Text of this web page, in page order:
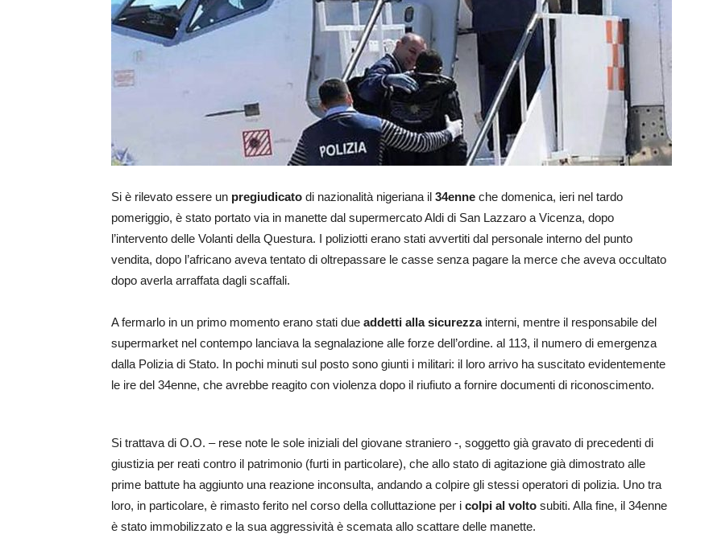
Si è rilevato essere un pregiudicato di nazionalità nigeriana il 34enne che domenica, ieri nel tardo
pomeriggio, è stato portato via in manette dal supermercato Aldi di San Lazzaro a Vicenza, dopo
l’intervento delle Volanti della Questura. I poliziotti erano stati avvertiti dal personale interno del punto
vendita, dopo l’africano aveva tentato di oltrepassare le casse senza pagare la merce che aveva occultato
dopo averla arraffata dagli scaffali.
A fermarlo in un primo momento erano stati due addetti alla sicurezzainterni, mentre il responsabile del
supermarket nel contempo lanciava la segnalazione alle forze dell’ordine. al 113, il numero di emergenza
dalla Polizia di Stato. In pochi minuti sul posto sono giunti i militari: il loro arrivo ha suscitato evidentemente
le ire del 34enne, che avrebbe reagito con violenza dopo il riufiuto a fornire documenti di riconoscimento.
Si trattava di O.O. – rese note le sole iniziali del giovane straniero -, soggetto già gravato di precedenti di
giustizia per reati contro il patrimonio (furti in particolare), che allo stato di agitazione già dimostrato alle
prime battute ha aggiunto una reazione inconsulta, andando a colpire gli stessi operatori di polizia. Uno tra
loro, in particolare, è rimasto ferito nel corso della colluttazione per i colpi al volto subiti. Alla fine, il 34enne
è stato immobilizzato e la sua aggressività è scemata allo scattare delle manette.